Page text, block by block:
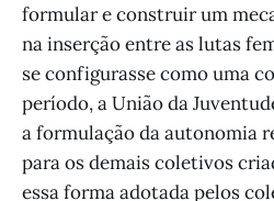
formular e construir um
na inserção entre as lutas
se configurasse como uma
período, a União da
a formulação da autonomia
para os demais coletivos
essa forma adotada pelos